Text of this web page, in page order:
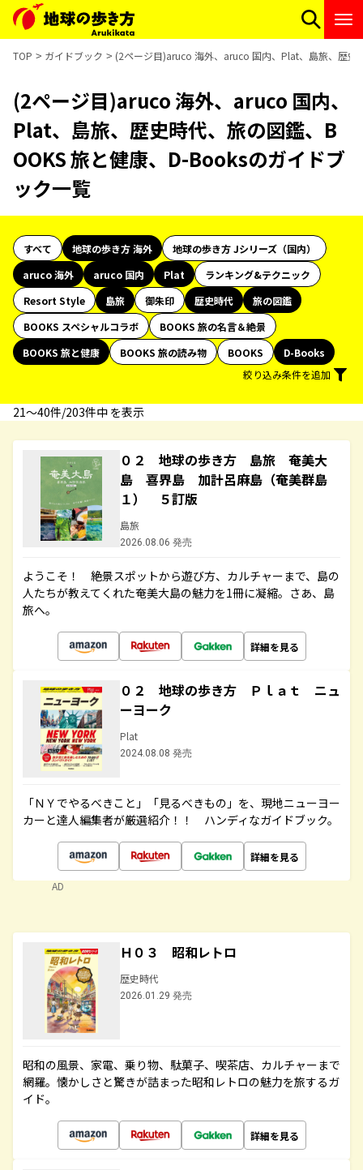
TOP ガイドブック (2ページ目)aruco 海外、aruco 国内、Plat、島旅、歴史
(2ページ目)aruco 海外、aruco 国内、
Plat、島旅、歴史時代、旅の図鑑、B
OOKS 旅と健康、D-Booksのガイドブ
ック一覧
すべて 地球の歩き方 海外
地球の歩き方 Jシリーズ（国内）
aruco 海外
aruco 国内 Plat
ランキング&テクニック
Resort Style
島旅 御朱印 歴史時代
旅の図鑑
BOOKS スペシャルコラボ
BOOKS 旅の名言＆絶景
BOOKS 旅と健康
BOOKS 旅の読み物 BOOKS
D-Books
絞り込み条件を追加
21〜40件/203件中 を表示
０２ 地球の歩き方 島旅 奄美大
島 喜界島 加計呂麻島（奄美群島
１） ５訂版
島旅
2026.08.06 発売
ようこそ！ 絶景スポットから遊び方、カルチャーまで、島の
人たちが教えてくれた奄美大島の魅力を1冊に凝縮。さあ、島
旅へ。
詳細を見る
０２ 地球の歩き方 Ｐｌａｔ ニュ
ーヨーク
Plat
2024.08.08 発売
「ＮＹでやるべきこと」「見るべきもの」を、現地ニューヨー
カーと達人編集者が厳選紹介！！ ハンディなガイドブック。
詳細を見る
AD
Ｈ０３ 昭和レトロ
歴史時代
2026.01.29 発売
昭和の風景、家電、乗り物、駄菓子、喫茶店、カルチャーまで
網羅。懐かしさと驚きが詰まった昭和レトロの魅力を旅するガ
イド。
詳細を見る